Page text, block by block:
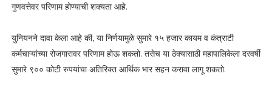
गुणवत्तेवर परिणाम होण्याची शक्यता आहे.
युनियनने दावा केला आहे की, या निर्णयामुळे सुमारे १५ हजार कायम व कंत्राटी
कर्मचाऱ्यांच्या रोजगारावर परिणाम होऊ शकतो. तसेच या ठेक्यासाठी महापालिकेला दरवर्षी
सुमारे ९०० कोटी रुपयांचा अतिरिक्त आर्थिक भार सहन करावा लागू शकतो.